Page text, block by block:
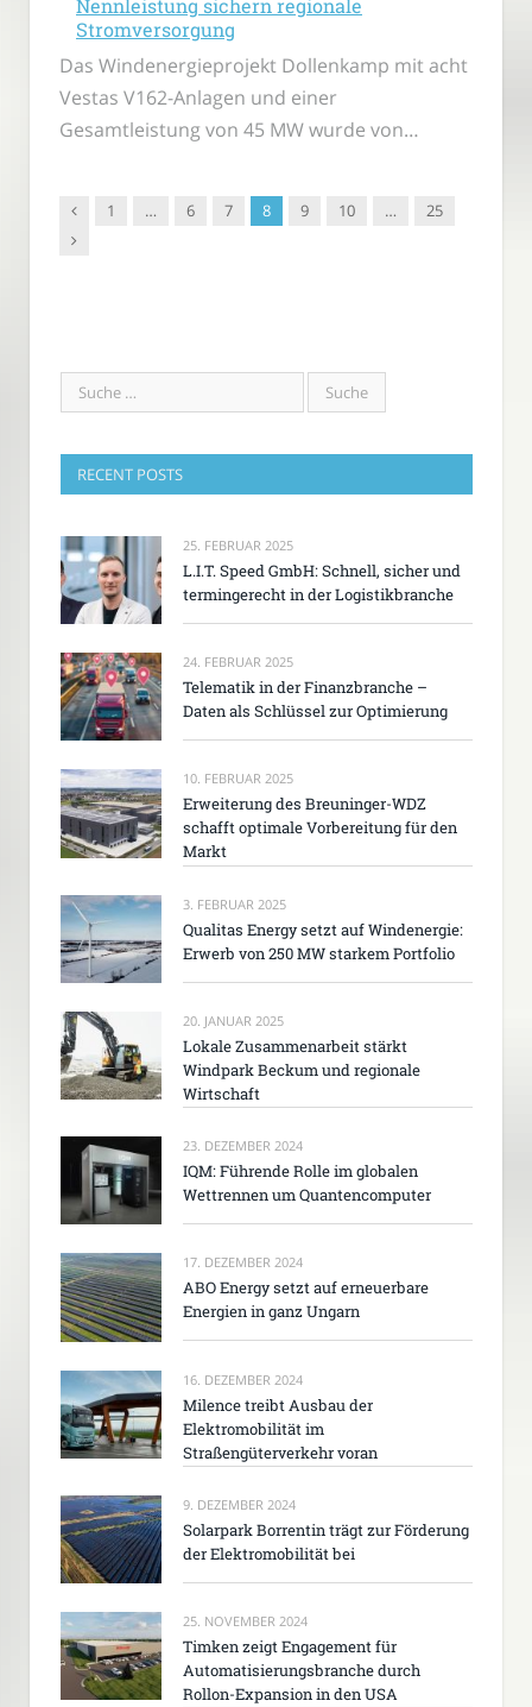
Nennleistung sichern regionale
Stromversorgung
Das Windenergieprojekt Dollenkamp mit acht
Vestas V162-Anlagen und einer
Gesamtleistung von 45 MW wurde von…
Vorgänger
1 … 6 7 8 9 10 …
25
Nachfolger
RECENT POSTS
25. FEBRUAR 2025
L.I.T. Speed GmbH: Schnell, sicher und
termingerecht in der Logistikbranche
24. FEBRUAR 2025
Telematik in der Finanzbranche –
Daten als Schlüssel zur Optimierung
10. FEBRUAR 2025
Erweiterung des Breuninger-WDZ
schafft optimale Vorbereitung für den
Markt
3. FEBRUAR 2025
Qualitas Energy setzt auf Windenergie:
Erwerb von 250 MW starkem Portfolio
20. JANUAR 2025
Lokale Zusammenarbeit stärkt
Windpark Beckum und regionale
Wirtschaft
23. DEZEMBER 2024
IQM: Führende Rolle im globalen
Wettrennen um Quantencomputer
17. DEZEMBER 2024
ABO Energy setzt auf erneuerbare
Energien in ganz Ungarn
16. DEZEMBER 2024
Milence treibt Ausbau der
Elektromobilität im
Straßengüterverkehr voran
9. DEZEMBER 2024
Solarpark Borrentin trägt zur Förderung
der Elektromobilität bei
25. NOVEMBER 2024
Timken zeigt Engagement für
Automatisierungsbranche durch
Rollon-Expansion in den USA